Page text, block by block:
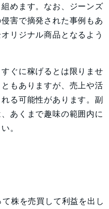
めます。なお、ジーンズ
害で摘発された事例もあ
リジナル商品となるよう
ぐに稼げるとは限りませ
もありますが、売上や活
る可能性があります。副
あくまで趣味の範囲内に
。
株を売買して利益を出し